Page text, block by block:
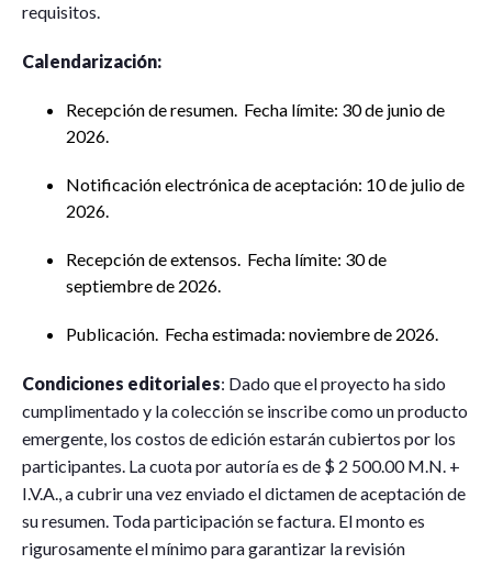
requisitos.
Calendarización:
Recepción de resumen. Fecha límite: 30 de junio de
2026.
Notificación electrónica de aceptación: 10 de julio de
2026.
Recepción de extensos. Fecha límite: 30 de
septiembre de 2026.
Publicación. Fecha estimada: noviembre de 2026.
Condiciones editoriales: Dado que el proyecto ha sido
cumplimentado y la colección se inscribe como un producto
emergente, los costos de edición estarán cubiertos por los
participantes. La cuota por autoría es de $ 2 500.00 M.N. +
I.V.A., a cubrir una vez enviado el dictamen de aceptación de
su resumen. Toda participación se factura. El monto es
rigurosamente el mínimo para garantizar la revisión